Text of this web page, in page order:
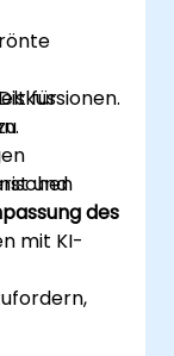
für
und
mit KI-
des